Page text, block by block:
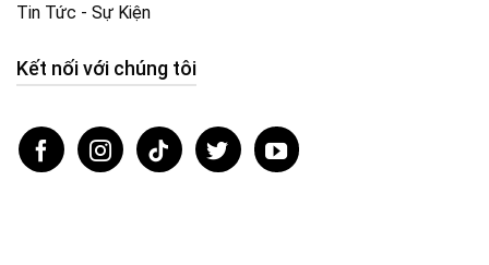
Tin Tức - Sự Kiện
Kết nối với chúng tôi